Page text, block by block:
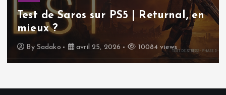
Test de Saros sur PS5 | Returnal, en
mieux ?
By Sadako avril 25, 2026 10084 views